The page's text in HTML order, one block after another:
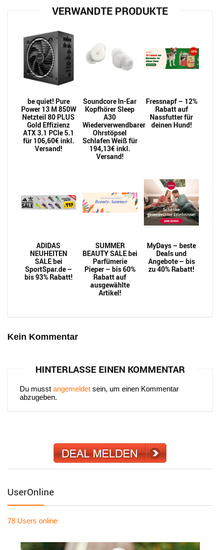
VERWANDTE PRODUKTE
be quiet! Pure
Power 13 M 850W
Netzteil 80 PLUS
Gold Effizienz
ATX 3.1 PCIe 5.1
für 106,60€ inkl.
Versand!
Soundcore In-Ear
Kopfhörer Sleep
A30
Wiederverwendbarer
Ohrstöpsel
Schlafen Weiß für
194,13€ inkl.
Versand!
Fressnapf – 12%
Rabatt auf
Nassfutter für
deinen Hund!
ADIDAS
NEUHEITEN
SALE bei
SportSpar.de –
bis 93% Rabatt!
SUMMER
BEAUTY SALE bei
Parfümerie
Pieper – bis 60%
Rabatt auf
ausgewählte
Artikel!
MyDays – beste
Deals und
Angebote – bis
zu 40% Rabatt!
Kein Kommentar
HINTERLASSE EINEN KOMMENTAR
Du musst angemeldet sein, um einen Kommentar
abzugeben.
UserOnline
78 Users online